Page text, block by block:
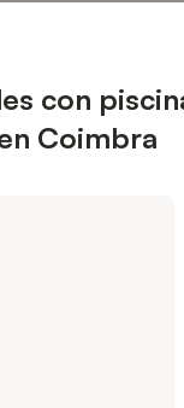
con
Coimbra